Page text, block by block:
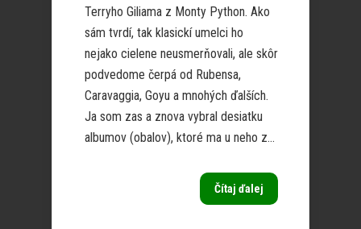
Terryho Giliama z Monty Python. Ako
sám tvrdí, tak klasickí umelci ho
nejako cielene neusmerňovali, ale skôr
podvedome čerpá od Rubensa,
Caravaggia, Goyu a mnohých ďalších.
Ja som zas a znova vybral desiatku
albumov (obalov), ktoré ma u neho z...
Čítaj ďalej